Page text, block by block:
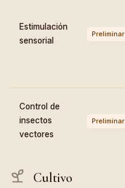
Estimulación
sensorial
Preliminar
Control de
insectos
vectores
Preliminar
Cultivo